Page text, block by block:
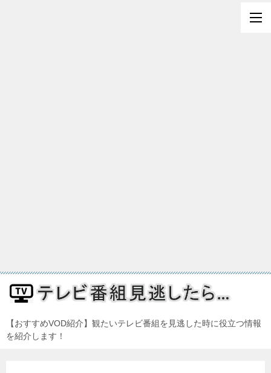
【おすすめVOD紹介】観たいテレビ番組を見逃した時に役立つ情報
を紹介します！